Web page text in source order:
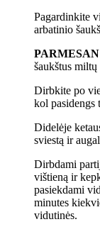
Pagardinkite
arbatinio
šaukštus miltų
Dirbkite po
kol pasidengs
Didelėje
sviestą ir
Dirbdami
vištieną ir
pasiekdami
minutes
vidutinės.